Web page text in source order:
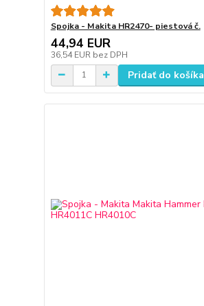
Spojka - Makita HR2470- piestová č.
44,94 EUR
36,54 EUR bez DPH
Pridať do košíka